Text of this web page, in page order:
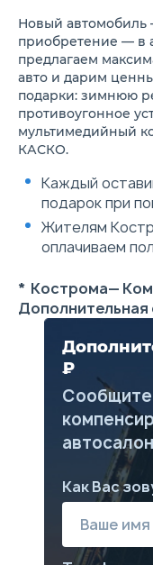
водителя
Задние
фонари
сигнал
Центральный
дистанционным
управлением
Салон
двухцветный с
вставками
Сиденья
двухцветные
Водительское
механической
Заднее сиденье,
соотношении
сидения ISOFIX
Бортовой
Рулевая колонка с
регулировкой
водителя и
пассажира с
зеркалом
Площадка для
ноги водителя
Розетка 12 В
CD-плеер
Радио
Разъем
₽
Сообщите
Как Вас
Новый автомобиль
приобретение — в
предлагаем
авто и дарим
подарки: зимнюю
противоугонное
мультимедийный
КАСКО.
Каждый
подарок при
Жителям
оплачиваем
* Кострома—
Дополнительная